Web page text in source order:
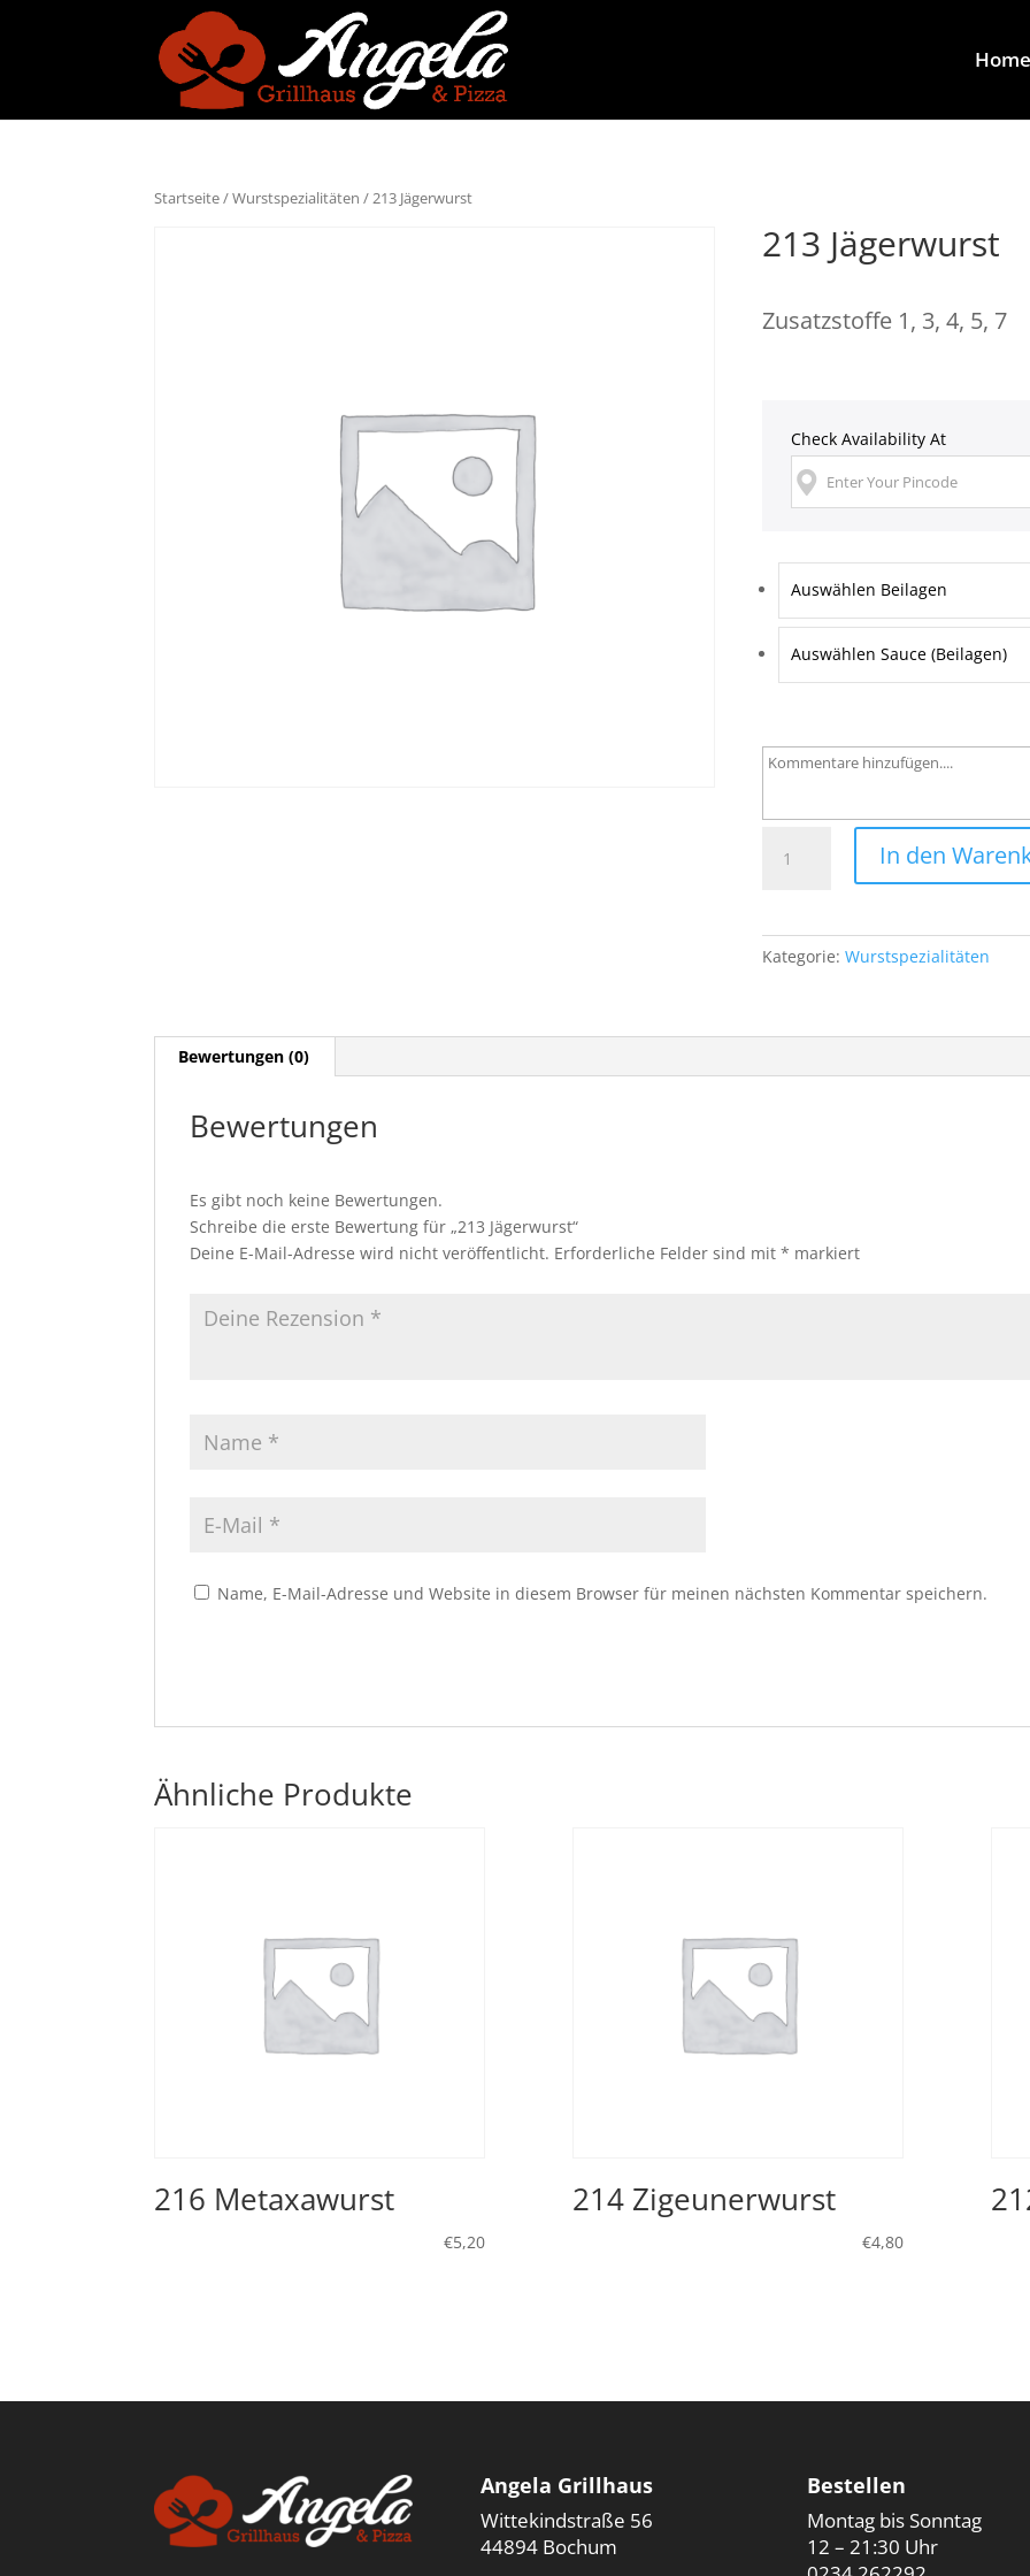
Home
Startseite/Wurstspezialitäten / 213 Jägerwurst
213 Jägerwurst
Zusatzstoffe 1, 3, 4, 5, 7
Check Availability At
Auswählen Beilagen
Auswählen Sauce (Beilagen)
Jägerwurst
In den
Kategorie: Wurstspezialitäten
Bewertungen (0)
Bewertungen
Es gibt noch keine Bewertungen.
Schreibe die erste Bewertung für „213 Jägerwurst“
Deine E-Mail-Adresse wird nicht veröffentlicht. Erforderliche Felder sind mit* markiert
Name, E-Mail-Adresse und Website in diesem Browser für meinen nächsten Kommentar speichern.
Ähnliche Produkte
216 Metaxawurst
€5,20
214 Zigeunerwurst
€4,80
Angela Grillhaus
Wittekindstraße 56
44894 Bochum
Bestellen
Montag bis Sonntag
12 – 21:30 Uhr